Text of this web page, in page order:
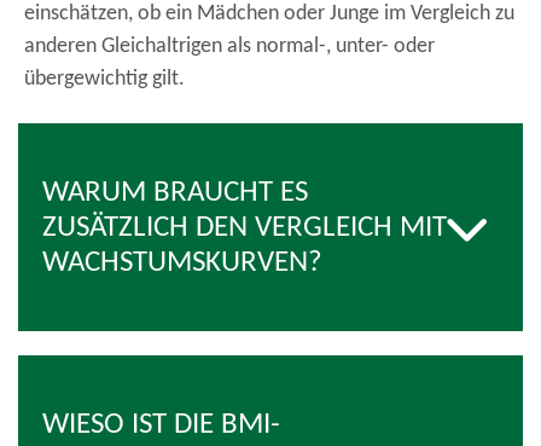
einschätzen, ob ein Mädchen oder Junge im Vergleich zu
anderen Gleichaltrigen als normal-, unter- oder
übergewichtig gilt.
WARUM BRAUCHT ES
ZUSÄTZLICH DEN VERGLEICH MIT
WACHSTUMSKURVEN?
WIESO IST DIE BMI-